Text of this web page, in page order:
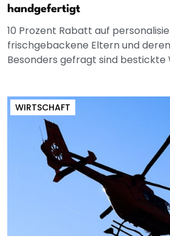
handgefertigt
10 Prozent Rabatt auf
frischgebackene Eltern und
Besonders gefragt sind bestickte
WIRTSCHAFT